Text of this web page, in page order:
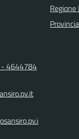
- 4644784
Regione